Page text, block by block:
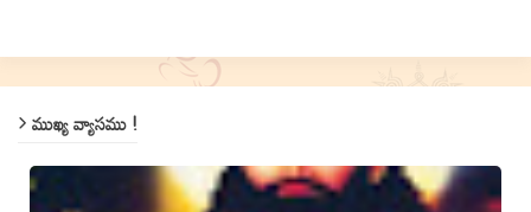
ముఖ్య వ్యాసము !